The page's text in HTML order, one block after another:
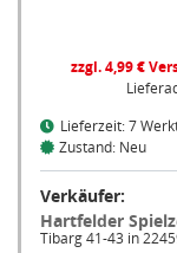
zzgl. 4,99 €
Lieferzeit: 7
Zustand: Neu
Verkäufer:
Hartfelder
Tibarg 41-43 in